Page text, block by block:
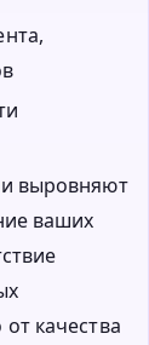
выровняют
ваших
качества